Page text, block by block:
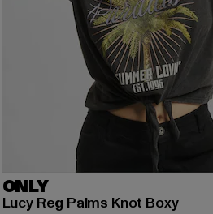
ONLY
Lucy Reg Palms Knot Boxy